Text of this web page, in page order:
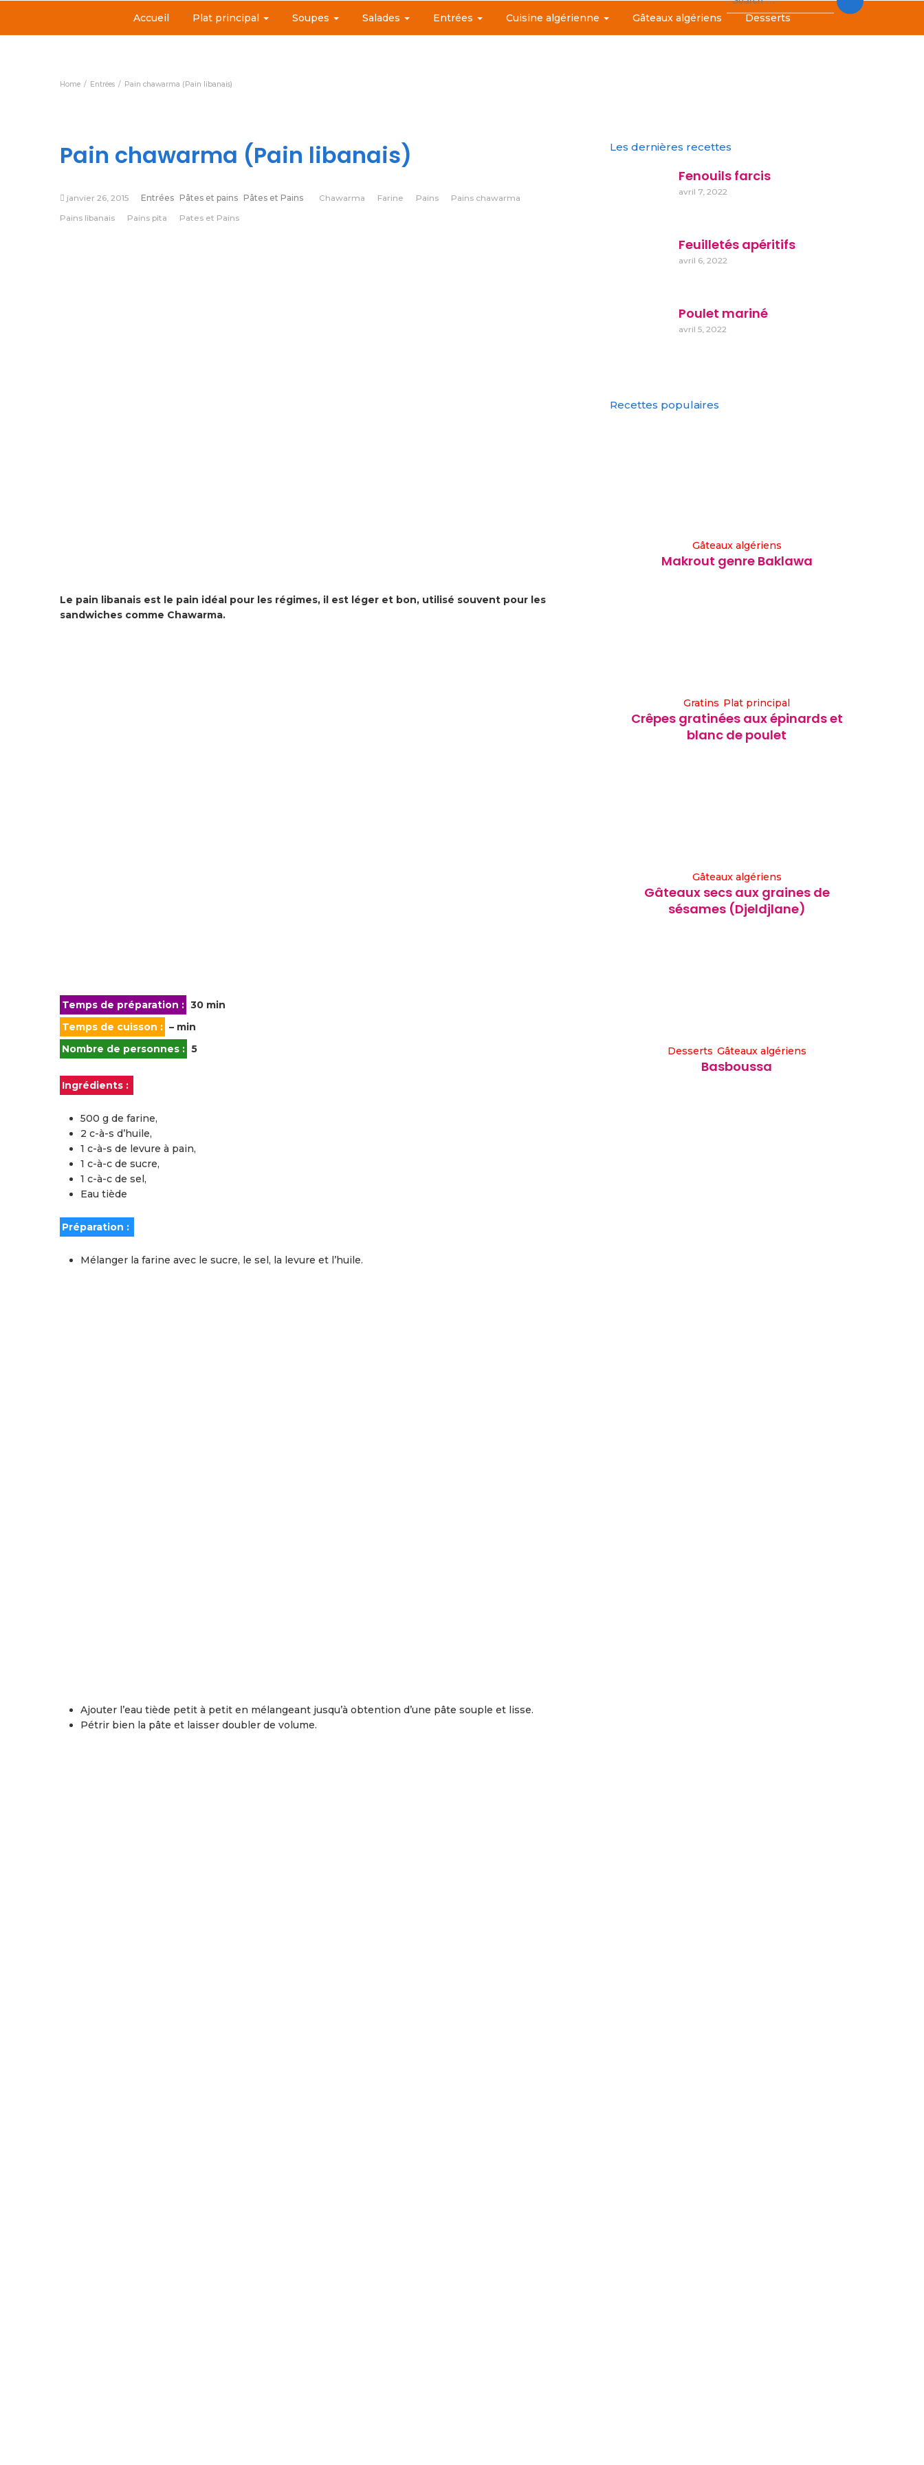
Accueil Plat principal Soupes Salades Entrées Cuisine algérienne Gâteaux algériens Desserts
Home Entrées Pain chawarma (Pain libanais)
Pain chawarma (Pain libanais)
janvier 26, 2015 Entrées Pâtes et pains Pâtes et Pains Chawarma Farine Pains
Pains chawarma
Pains libanais
Pains pita Pates et Pains
Le pain libanais est le pain idéal pour les régimes, il est léger et bon, utilisé souvent pour les
sandwiches comme Chawarma.
Temps de préparation : 30 min
Temps de cuisson : – min
Nombre de personnes : 5
Ingrédients :
500 g de farine,
2 c-à-s d’huile,
1 c-à-s de levure à pain,
1 c-à-c de sucre,
1 c-à-c de sel,
Eau tiède
Préparation :
Mélanger la farine avec le sucre, le sel, la levure et l’huile.
Ajouter l’eau tiède petit à petit en mélangeant jusqu’à obtention d’une pâte souple et lisse.
Pétrir bien la pâte et laisser doubler de volume.
Les dernières recettes
Fenouils farcis
avril 7, 2022
Feuilletés apéritifs
avril 6, 2022
Poulet mariné
avril 5, 2022
Recettes populaires
Gâteaux algériens
Makrout genre Baklawa
Gratins Plat principal
Crêpes gratinées aux épinards et
blanc de poulet
Gâteaux algériens
Gâteaux secs aux graines de
sésames (Djeldjlane)
Desserts Gâteaux algériens
Basboussa